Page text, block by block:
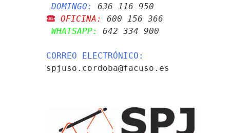
DOMINGO:
636 116 950
OFICINA:
600 156 366
WHATSAPP:
642 334 900
CORREO ELECTRÓNICO:
spjuso.cordoba@facuso.es